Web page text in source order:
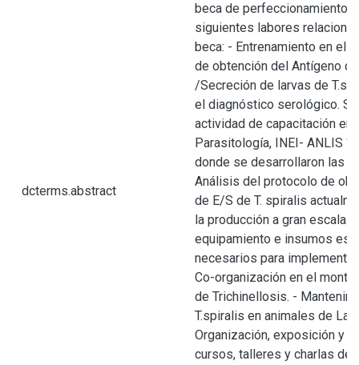
dcterms.abstract
beca de perfeccionamiento
siguientes labores
beca: - Entrenamiento en el
de obtención del Antígeno
/Secreción de larvas de
el diagnóstico serológico.
actividad de capacitación en
Parasitología, INEI- ANLIS
donde se desarrollaron las
Análisis del protocolo de
de E/S de T. spiralis
la producción a gran escala.
equipamiento e insumos
necesarios para
Co-organización en el
de Trichinellosis. -
T.spiralis en animales de
Organización, exposición y
cursos, talleres y charlas de